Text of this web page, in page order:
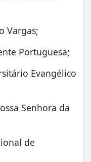
Vargas;
Portuguesa;
Evangélico
Senhora da
de